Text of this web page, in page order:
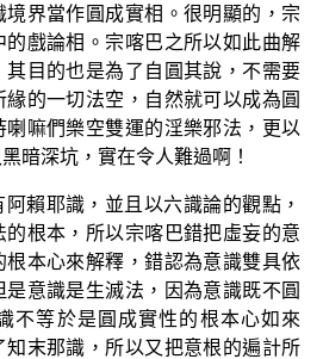
境界當作圓成實相。很明顯的，宗
的戲論相。宗喀巴之所以如此曲解
其目的也是為了自圓其說，不需要
的一切法空，自然就可以成為圓
嘛們樂空雙運的淫樂邪法，更以
暗深坑，實在令人難過啊！
賴耶識，並且以六識論的觀點，
根本，所以宗喀巴錯把虛妄的意
本心來解釋，錯認為意識雙具依
意識是生滅法，因為意識既不圓
不等於是圓成實性的根本心如來
末那識，所以又把意根的遍計所